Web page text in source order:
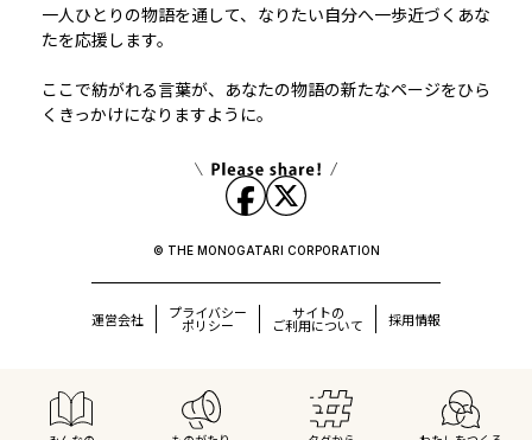
一人ひとりの物語を通して、なりたい自分へ一歩近づくあな
たを応援します。
ここで紡がれる言葉が、あなたの物語の新たなページをひら
くきっかけになりますように。
© THE MONOGATARI CORPORATION
運営会社 プライバシー
ポリシー
サイトの
ご利用について 採用情報